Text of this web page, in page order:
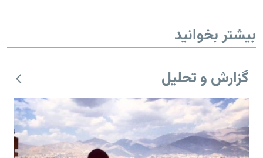
بیشتر بخوانید
گزارش و تحلیل